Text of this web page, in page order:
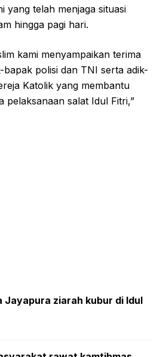
yang telah menjaga situasi
hingga pagi hari.
kami menyampaikan terima
bapak polisi dan TNI serta adik-
Katolik yang membantu
pelaksanaan salat Idul Fitri,”
Jayapura ziarah kubur di Idul